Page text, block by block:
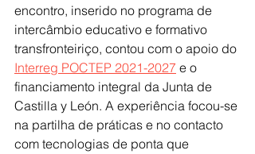
encontro, inserido no programa de
intercâmbio educativo e formativo
transfronteiriço, contou com o apoio do
Interreg POCTEP 2021-2027 e o
financiamento integral da Junta de
Castilla y León. A experiência focou-se
na partilha de práticas e no contacto
com tecnologias de ponta que